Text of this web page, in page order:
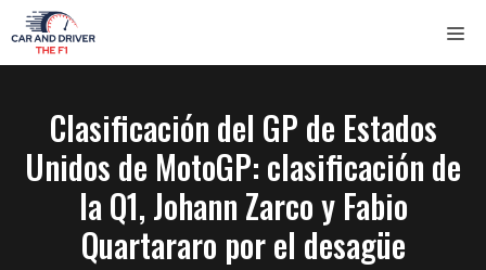
Saltar
al
contenido
Clasificación del GP de Estados
Unidos de MotoGP: clasificación de
la Q1, Johann Zarco y Fabio
Quartararo por el desagüe